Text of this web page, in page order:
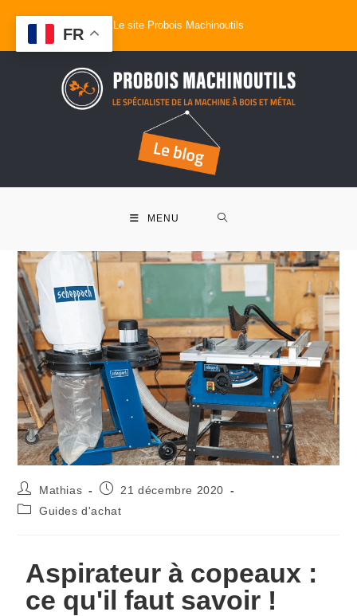
Le site Probois Machinoutils
MENU
Mathias
21 décembre 2020
Guides d'achat
Aspirateur à copeaux :
ce qu'il faut savoir !
FR